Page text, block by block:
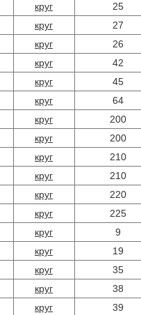
круг
25
круг
27
круг
26
круг
42
круг
45
круг
64
круг
200
круг
200
круг
210
круг
210
круг
220
круг
225
круг
9
круг
19
круг
35
круг
38
круг
39